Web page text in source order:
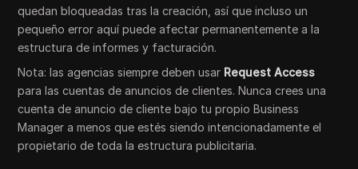
quedan bloqueadas tras la creación, así que incluso un
pequeño error aquí puede afectar permanentemente a la
estructura de informes y facturación.
Nota: las agencias siempre deben usar Request Access
para las cuentas de anuncios de clientes. Nunca crees una
cuenta de anuncio de cliente bajo tu propio Business
Manager a menos que estés siendo intencionadamente el
propietario de toda la estructura publicitaria.